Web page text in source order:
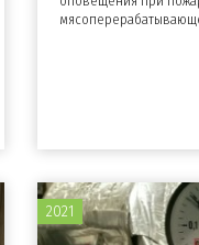
2021